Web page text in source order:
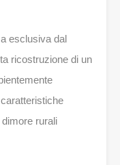
esclusiva dal
ricostruzione di un
rurali